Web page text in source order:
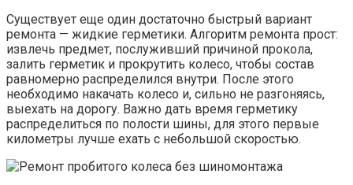
Существует еще один достаточно быстрый вариант
ремонта — жидкие герметики. Алгоритм ремонта прост:
извлечь предмет, послуживший причиной прокола,
залить герметик и прокрутить колесо, чтобы состав
равномерно распределился внутри. После этого
необходимо накачать колесо и, сильно не разгоняясь,
выехать на дорогу. Важно дать время герметику
распределиться по полости шины, для этого первые
километры лучше ехать с небольшой скоростью.